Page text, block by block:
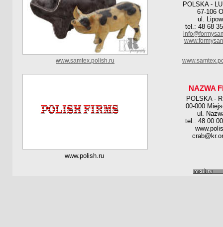
POLSKA -
67-106
ul.
tel.: 48 68
www.samtex.polish.ru
NAZWA
POLSKA -
00-000
ul.
tel.: 48 00
www.polish.ru